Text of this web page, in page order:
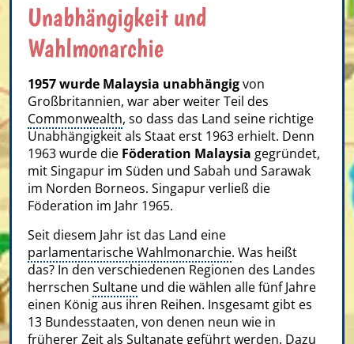
Unabhängigkeit und
Wahlmonarchie
1957 wurde Malaysia unabhängigvon
Großbritannien, war aber weiter Teil des
Commonwealth, so dass das Land seine richtige
Unabhängigkeit als Staat erst 1963 erhielt. Denn
1963 wurde die Föderation Malaysia gegründet,
mit Singapur im Süden und Sabah und Sarawak
im Norden Borneos. Singapur verließ die
Föderation im Jahr 1965.
Seit diesem Jahr ist das Land eine
parlamentarische Wahlmonarchie. Was heißt
das? In den verschiedenen Regionen des Landes
herrschen Sultane und die wählen alle fünf Jahre
einen König aus ihren Reihen. Insgesamt gibt es
13 Bundesstaaten, von denen neun wie in
früherer Zeit als Sultanate geführt werden. Dazu